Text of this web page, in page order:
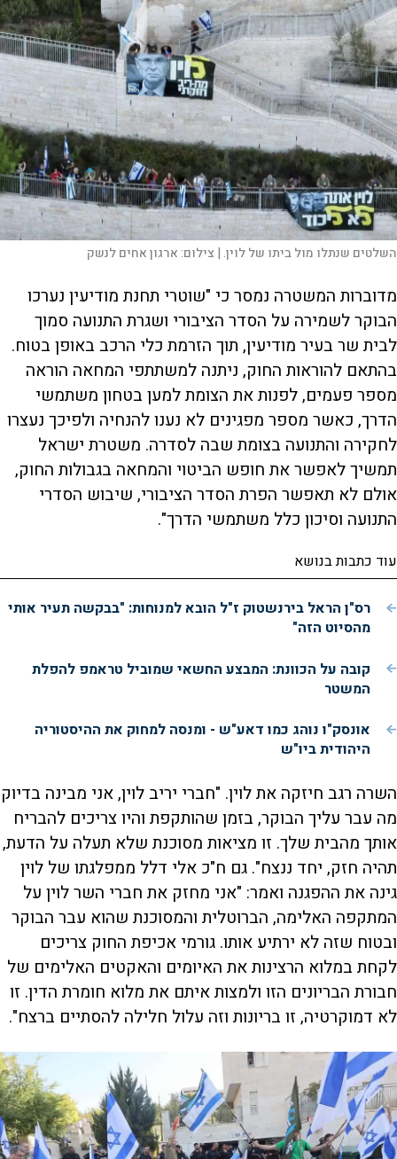
השלטים שנתלו מול ביתו של לוין. | צילום:ארגון אחים לנשק
מדוברות המשטרה נמסר כי "שוטרי תחנת מודיעין נערכו
הבוקר לשמירה על הסדר הציבורי ושגרת התנועה סמוך
לבית שר בעיר מודיעין, תוך הזרמת כלי הרכב באופן בטוח.
בהתאם להוראות החוק, ניתנה למשתתפי המחאה הוראה
מספר פעמים, לפנות את הצומת למען בטחון משתמשי
הדרך, כאשר מספר מפגינים לא נענו להנחיה ולפיכך נעצרו
לחקירה והתנועה בצומת שבה לסדרה. משטרת ישראל
תמשיך לאפשר את חופש הביטוי והמחאה בגבולות החוק,
אולם לא תאפשר הפרת הסדר הציבורי, שיבוש הסדרי
התנועה וסיכון כלל משתמשי הדרך".
עוד כתבות בנושא
רס"ן הראל בירנשטוק ז"ל הובא למנוחות: "בבקשה תעיר אותי
מהסיוט הזה"
קובה על הכוונת: המבצע החשאי שמוביל טראמפ להפלת
המשטר
אונסק"ו נוהג כמו דאע"ש - ומנסה למחוק את ההיסטוריה
היהודית ביו"ש
השרה רגב חיזקה את לוין. "חברי יריב לוין, אני מבינה בדיוק
מה עבר עליך הבוקר, בזמן שהותקפת והיו צריכים להבריח
אותך מהבית שלך. זו מציאות מסוכנת שלא תעלה על הדעת,
תהיה חזק, יחד ננצח". גם ח"כ אלי דלל ממפלגתו של לוין
גינה את ההפגנה ואמר: "אני מחזק את חברי השר לוין על
המתקפה האלימה, הברוטלית והמסוכנת שהוא עבר הבוקר
ובטוח שזה לא ירתיע אותו. גורמי אכיפת החוק צריכים
לקחת במלוא הרצינות את האיומים והאקטים האלימים של
חבורת הבריונים הזו ולמצות איתם את מלוא חומרת הדין. זו
לא דמוקרטיה, זו בריונות וזה עלול חלילה להסתיים ברצח".